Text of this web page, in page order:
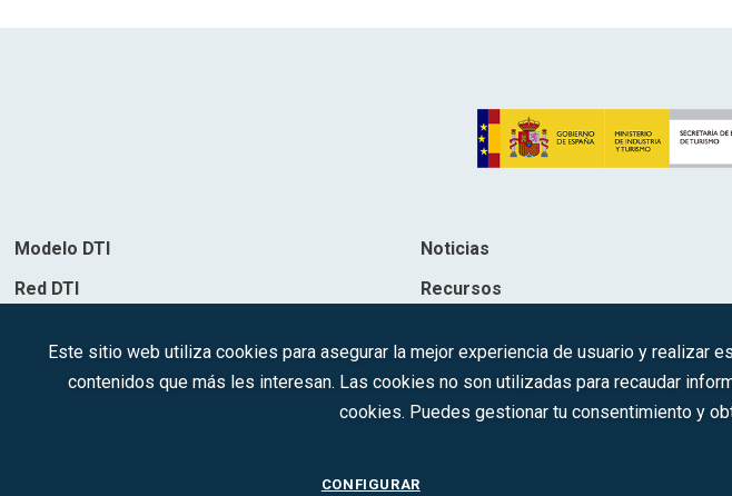
Modelo DTI
Red DTI
Noticias
Recursos
Este sitio web utiliza cookies para asegurar la mejor experiencia de usuario y
contenidos que más les interesan. Las cookies no son utilizadas para recaudar
cookies. Puedes gestionar tu consentimiento y
CONFIGURAR